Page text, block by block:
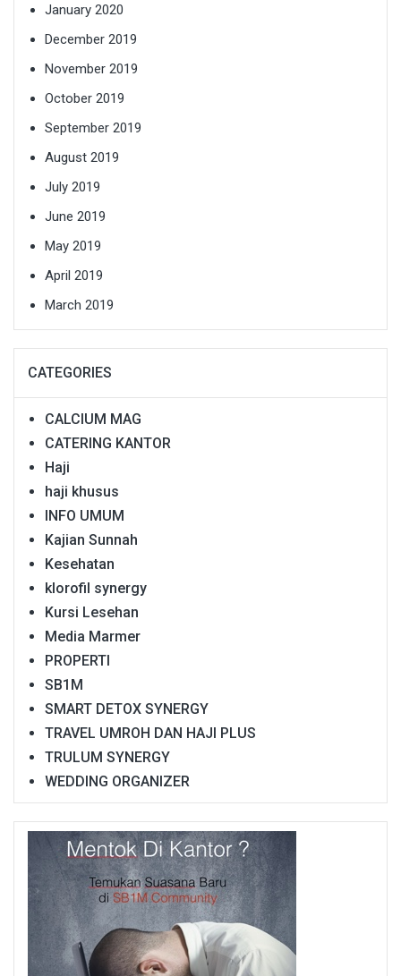
January 2020
December 2019
November 2019
October 2019
September 2019
August 2019
July 2019
June 2019
May 2019
April 2019
March 2019
CATEGORIES
CALCIUM MAG
CATERING KANTOR
Haji
haji khusus
INFO UMUM
Kajian Sunnah
Kesehatan
klorofil synergy
Kursi Lesehan
Media Marmer
PROPERTI
SB1M
SMART DETOX SYNERGY
TRAVEL UMROH DAN HAJI PLUS
TRULUM SYNERGY
WEDDING ORGANIZER